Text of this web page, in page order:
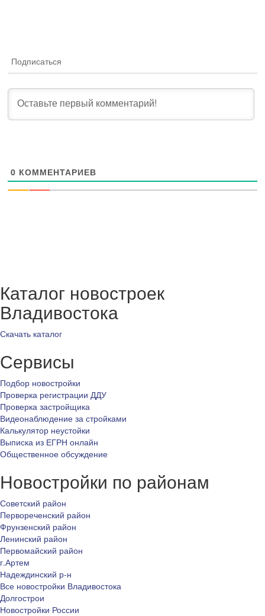
Подписаться
0 КОММЕНТАРИЕВ
Каталог новостроек
Владивостока
Скачать каталог
Сервисы
Подбор новостройки
Проверка регистрации ДДУ
Проверка застройщика
Видеонаблюдение за стройками
Калькулятор неустойки
Выписка из ЕГРН онлайн
Общественное обсуждение
Новостройки по районам
Советский район
Первореченский район
Фрунзенский район
Ленинский район
Первомайский район
г.Артем
Надеждинский р-н
Все новостройки Владивостока
Долгострои
Новостройки России